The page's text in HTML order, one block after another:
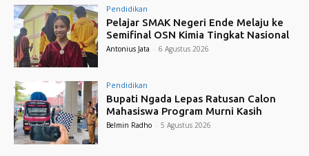
Pendidikan
Pelajar SMAK Negeri Ende Melaju ke
Semifinal OSN Kimia Tingkat Nasional
Antonius Jata - 6 Agustus 2026
Pendidikan
Bupati Ngada Lepas Ratusan Calon
Mahasiswa Program Murni Kasih
Belmin Radho - 5 Agustus 2026